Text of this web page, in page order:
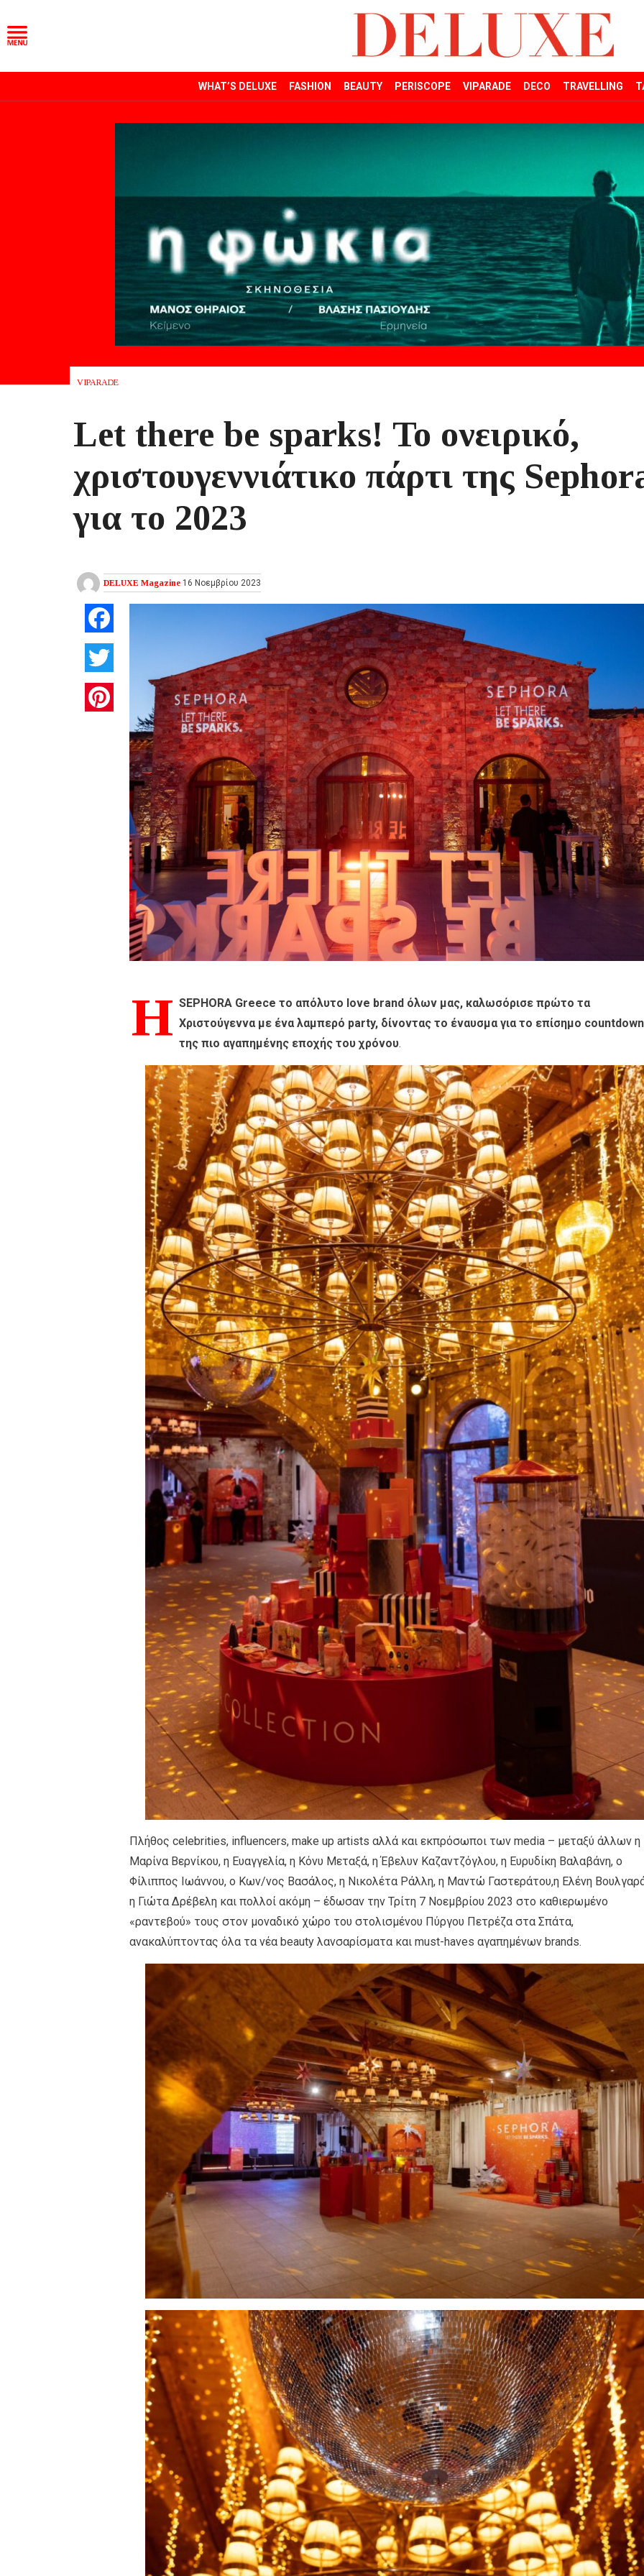
WHAT’S DELUXE FASHION BEAUTY PERISCOPE VIPARADE DECO TRAVELLING
VIPARADE
Let there be sparks! Το ονειρικό,
χριστουγεννιάτικο πάρτι της
για το 2023
DELUXE Magazine 16 Νοεμβρίου 2023
Pinterest
Η SEPHORA Greece το απόλυτο love brand όλων μας, καλωσόρισε πρώτο τα
Χριστούγεννα με ένα λαμπερό party, δίνοντας το έναυσμα για το επίσημο countdown
της πιο αγαπημένης εποχής του χρόνου.
Πλήθος celebrities, influencers, make up artists αλλά και εκπρόσωποι των media – μεταξύ άλλων η
Μαρίνα Βερνίκου, η Ευαγγελία, η Κόνυ Μεταξά, η Έβελυν Καζαντζόγλου, η Ευρυδίκη Βαλαβάνη, ο
Φίλιππος Ιωάννου, ο Κων/νος Βασάλος, η Νικολέτα Ράλλη, η Μαντώ Γαστεράτου,η Ελένη
η Γιώτα Δρέβελη και πολλοί ακόμη – έδωσαν την Τρίτη 7 Νοεμβρίου 2023 στο καθιερωμένο
«ραντεβού» τους στον μοναδικό χώρο του στολισμένου Πύργου Πετρέζα στα Σπάτα,
ανακαλύπτοντας όλα τα νέα beauty λανσαρίσματα και must-haves αγαπημένων brands.